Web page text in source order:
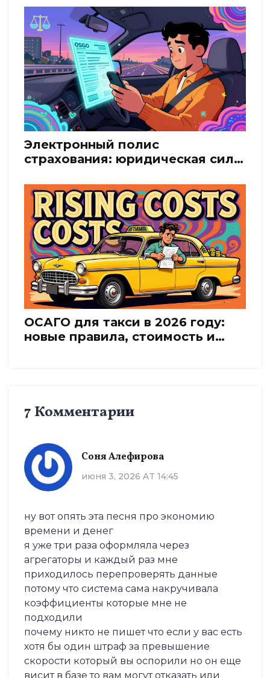
Электронный полис
страхования: юридическая сила
ОСАГО для такси в 2026 году:
новые правила, стоимость и
7 Комментарии
Соня Алефирова
июня 3, 2026 AT 14:45
ну вот опять эта песня про экономию
времени и денег
я уже три раза оформляла через
агрегаторы и каждый раз мне
приходилось перепроверять данные
потому что система сама накручивала
коэффициенты которые мне не
подходили
почему никто не пишет что если у вас есть
хотя бы один штраф за превышение
скорости который вы оспорили но он еще
висит в базе то вам могут отказать или